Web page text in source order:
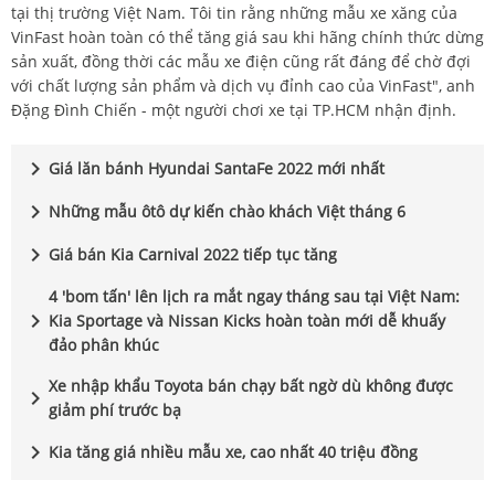
tại thị trường Việt Nam. Tôi tin rằng những mẫu xe xăng của
VinFast hoàn toàn có thể tăng giá sau khi hãng chính thức dừng
sản xuất, đồng thời các mẫu xe điện cũng rất đáng để chờ đợi
với chất lượng sản phẩm và dịch vụ đỉnh cao của VinFast", anh
Đặng Đình Chiến - một người chơi xe tại TP.HCM nhận định.
chevron_right Giá lăn bánh Hyundai SantaFe 2022 mới nhất
chevron_right Những mẫu ôtô dự kiến chào khách Việt tháng 6
chevron_right Giá bán Kia Carnival 2022 tiếp tục tăng
chevron_right
4 'bom tấn' lên lịch ra mắt ngay tháng sau tại Việt Nam:
Kia Sportage và Nissan Kicks hoàn toàn mới dễ khuấy
đảo phân khúc
chevron_right Xe nhập khẩu Toyota bán chạy bất ngờ dù không được
giảm phí trước bạ
chevron_right Kia tăng giá nhiều mẫu xe, cao nhất 40 triệu đồng